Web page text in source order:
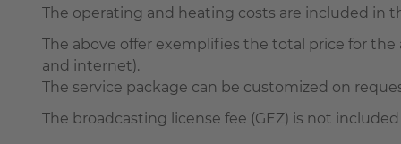
The operating and heating costs are included
The above offer exemplifies the total price for
and internet).
The service package can be customized on
The broadcasting license fee (GEZ) is not